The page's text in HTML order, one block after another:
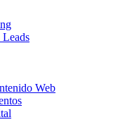
Leads
Web